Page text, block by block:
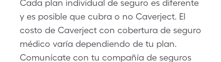
Cada plan individual de seguro es diferente
y es posible que cubra o no Caverject. El
costo de Caverject con cobertura de seguro
médico varía dependiendo de tu plan.
Comunícate con tu compañía de seguros